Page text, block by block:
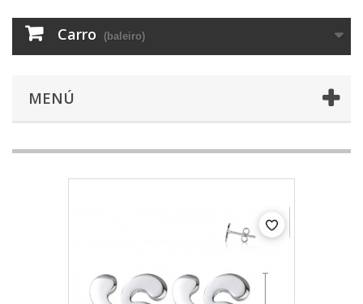
Carro (baleiro)
MENÚ